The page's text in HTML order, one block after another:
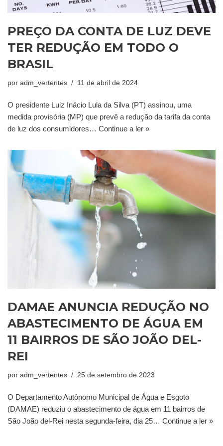
PREÇO DA CONTA DE LUZ DEVE
TER REDUÇÃO EM TODO O
BRASIL
por adm_vertentes 11 de abril de 2024
O presidente Luiz Inácio Lula da Silva (PT) assinou, uma
medida provisória (MP) que prevê a redução da tarifa da conta
de luz dos consumidores… Continue a ler »
DAMAE ANUNCIA REDUÇÃO NO
ABASTECIMENTO DE ÁGUA EM
11 BAIRROS DE SÃO JOÃO DEL-
REI
por adm_vertentes 25 de setembro de 2023
O Departamento Autônomo Municipal de Água e Esgoto
(DAMAE) reduziu o abastecimento de água em 11 bairros de
São João del-Rei nesta segunda-feira, dia 25… Continue a ler »